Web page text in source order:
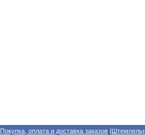
Покупка, оплата и доставка заказов |